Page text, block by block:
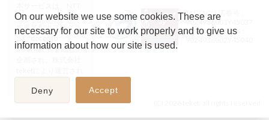
ドコモグループの新
規事業創出プログラ
ム「docomo
STARTUP」を通じて
JASRAC許諾番号：
9024936001Y45037
JASRAC許諾番号：
On our website we use some cookies. These are
necessary for our site to work properly and to give us
information about how our site is used.
Deny Accept